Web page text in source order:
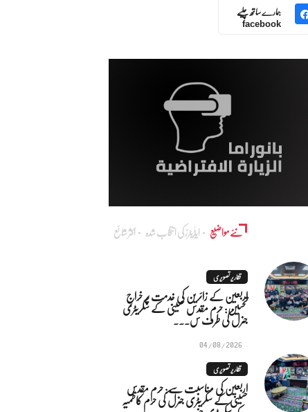
ہمارے ساتھ چلیے
facebook
نئے مواضیع ایڈٰیٹرز کی انتخاب شدہ اکثر شائع
تقاریر تصویری
اربعین کے زائرین کی خدمت پر خراجِ
تحسین: حرم مقدس حسینی کے سکریٹری
جنرل کی طرف س...
04/08/2026
تقاریر تصویری
اربعین کی مناسبت سے: حرم مقدس
حسینی کے سکریٹری جنرل کی حرم کاظمیہ